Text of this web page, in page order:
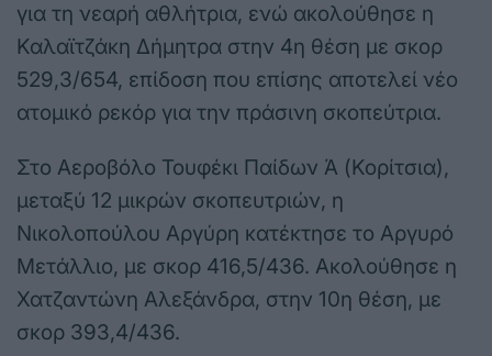
για τη νεαρή αθλήτρια, ενώ ακολούθησε η
Καλαϊτζάκη Δήμητρα στην 4η θέση με σκορ
529,3/654, επίδοση που επίσης αποτελεί νέο
ατομικό ρεκόρ για την πράσινη σκοπεύτρια.
Στο Αεροβόλο Τουφέκι Παίδων Ά (Κορίτσια),
μεταξύ 12 μικρών σκοπευτριών, η
Νικολοπούλου Αργύρη κατέκτησε το Αργυρό
Μετάλλιο, με σκορ 416,5/436. Ακολούθησε η
Χατζαντώνη Αλεξάνδρα, στην 10η θέση, με
σκορ 393,4/436.